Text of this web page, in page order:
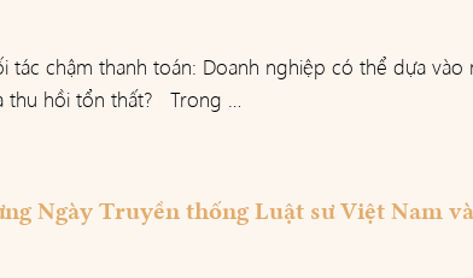
tác chậm thanh toán: Doanh nghiệp có thể dựa
thu hồi tổn thất? Trong …
Ngày Truyền thống Luật sư Việt Nam